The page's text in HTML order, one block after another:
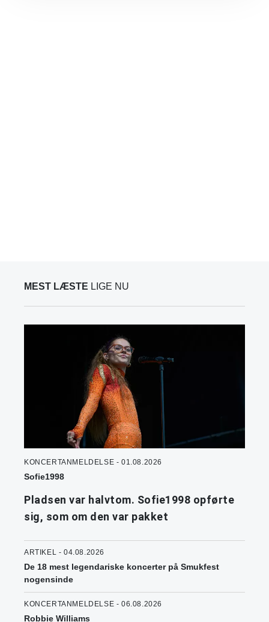
MEST LÆSTE LIGE NU
KONCERTANMELDELSE - 01.08.2026
Sofie1998
Pladsen var halvtom. Sofie1998 opførte
sig, som om den var pakket
ARTIKEL - 04.08.2026
De 18 mest legendariske koncerter på Smukfest
nogensinde
KONCERTANMELDELSE - 06.08.2026
Robbie Williams